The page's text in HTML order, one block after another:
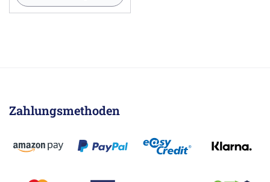
Zahlungsmethoden